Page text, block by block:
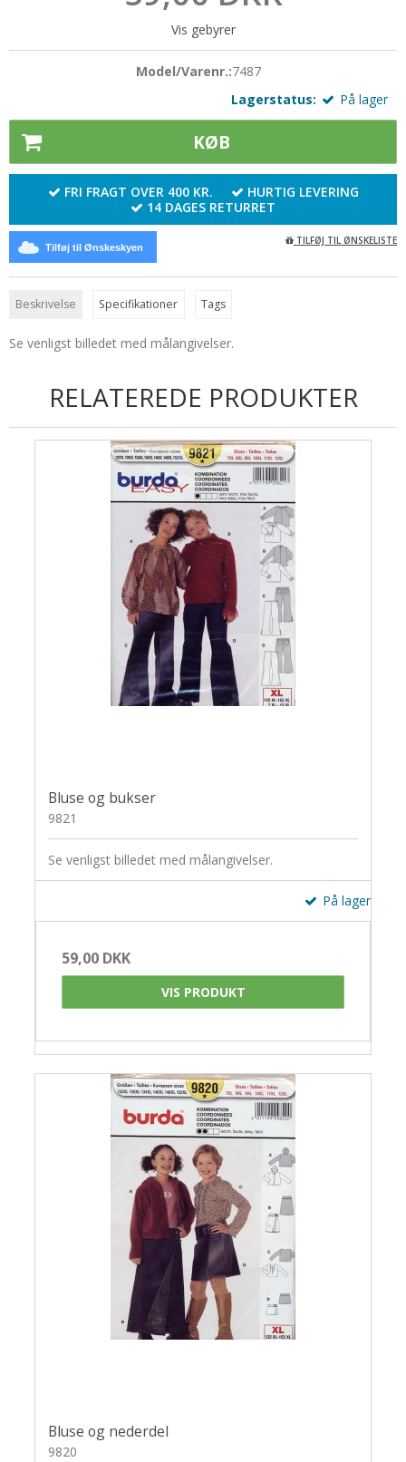
Udskiftelige pinde
Pompon
Silkebånd
Sjalsnåle & Lukketøj
Skabeloner
Strikkemaskiner
Tilbehør
Øjne og snuder
Sytråd
Sytilbehør
Tryklåse / trykknapper
Wonder Clips
Vis gebyrer
Model/Varenr.:7487
Lagerstatus:
På lager
KØB
FRI FRAGT OVER 400 KR.
HURTIG LEVERING
14 DAGES RETURRET
Tilføj til Ønskeskyen
TILFØJ TIL ØNSKELISTE
Beskrivelse Specifikationer Tags
Se venligst billedet med målangivelser.
RELATEREDE PRODUKTER
Bluse og bukser
9821
Se venligst billedet med målangivelser.
På lager
59,00 DKK
VIS PRODUKT
Bluse og nederdel
9820